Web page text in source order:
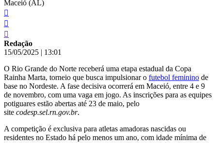
Maceió (AL)
Redação
15/05/2025 | 13:01
O Rio Grande do Norte receberá uma etapa estadual da Copa
Rainha Marta, torneio que busca impulsionar o futebol feminino de
base no Nordeste. A fase decisiva ocorrerá em Maceió, entre 4 e 9
de novembro, com uma vaga em jogo. As inscrições para as equipes
potiguares estão abertas até 23 de maio, pelo
site codesp.sel.rn.gov.br.
A competição é exclusiva para atletas amadoras nascidas ou
residentes no Estado há pelo menos um ano, com idade mínima de